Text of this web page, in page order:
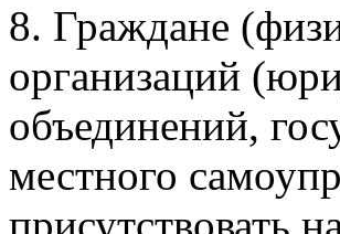
8. Граждане
организаций
объединений,
местного
присутствовать